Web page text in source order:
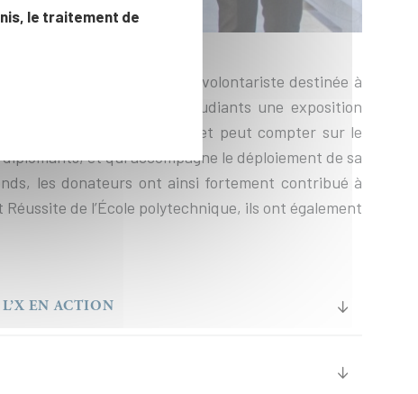
mis en place une politique volontariste destinée à
à tous ses élèves et étudiants une exposition
ces objectifs, l’X a pu et peut compter sur le
et qui accompagne le déploiement de sa
les donateurs ont ainsi fortement contribué à
de l’École polytechnique, ils ont également
EN ACTION
le traitement de